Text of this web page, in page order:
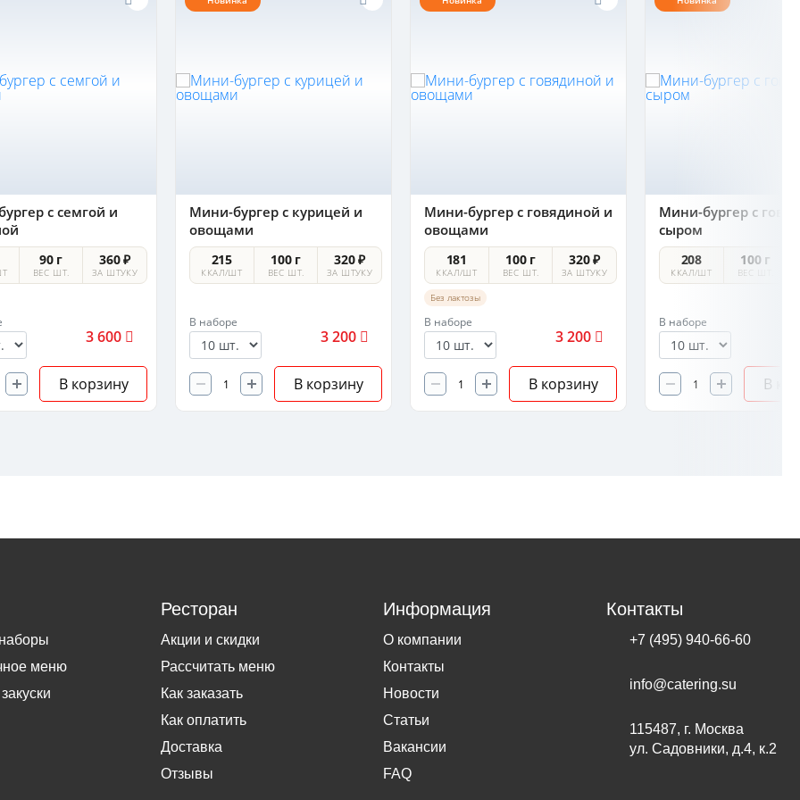
с семгой и
90 г
ВЕС ШТ.
360 ₽
ЗА ШТУКУ
3 600
В корзину
Мини-бургер с курицей и
овощами
215
ККАЛ/ШТ
100 г
ВЕС ШТ.
320 ₽
ЗА ШТУКУ
В наборе
3 200
В корзину
Мини-бургер с говядиной и
овощами
181
ККАЛ/ШТ
100 г
ВЕС ШТ.
320 ₽
ЗА ШТУКУ
Без лактозы
В наборе
3 200
В корзину
Мини-бургер с
сыром
208
ККАЛ/ШТ
100 г
ВЕС ШТ.
В наборе
В
меню
Ресторан
Акции и скидки
Рассчитать меню
Как заказать
Как оплатить
Доставка
Отзывы
Информация
О компании
Контакты
Новости
Статьи
Вакансии
FAQ
Контакты
+7 (495) 940-66-60
info@catering.su
115487, г. Москва
ул. Садовники, д.4, к.2